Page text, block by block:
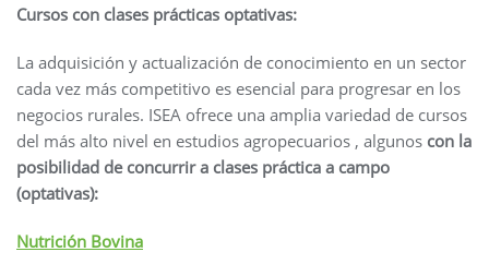
Cursos con clases prácticas optativas:
La adquisición y actualización de conocimiento en un sector
cada vez más competitivo es esencial para progresar en los
negocios rurales. ISEA ofrece una amplia variedad de cursos
del más alto nivel en estudios agropecuarios , algunos con la
posibilidad de concurrir a clases práctica a campo
(optativas):
Nutrición Bovina